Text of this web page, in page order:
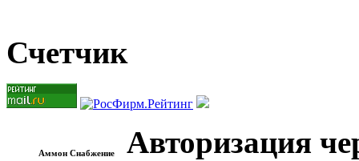
Счетчик
Аммон Снабжение
Авторизация